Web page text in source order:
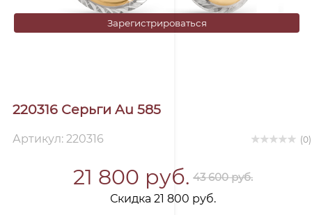
220316 Серьги Au 585
Артикул: 220316 (0)
21 800 руб. 43 600 руб.
Скидка 21 800 руб.
Зарегистрироваться